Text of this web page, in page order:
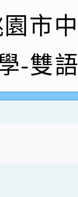
獲社
O蜜、
展 國
老師、
班張O
國小朗
老師
園市中
獲教
世
市
-雙